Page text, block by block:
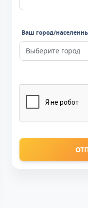
Ваш город/